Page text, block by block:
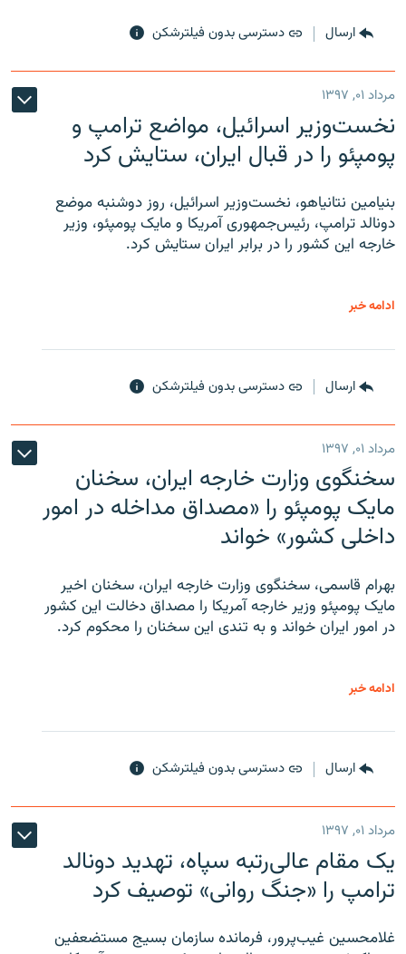
ارسال دسترسی بدون فیلترشکن
مرداد ۰۱, ۱۳۹۷
نخست‌وزیر اسرائیل، مواضع ترامپ و
پومپئو را در قبال ایران، ستایش کرد
بنیامین نتانیاهو، نخست‌وزیر اسرائیل، روز دوشنبه موضع
دونالد ترامپ، رئیس‌جمهوری آمریکا و مایک پومپئو، وزیر
خارجه این کشور را در برابر ایران ستایش کرد.
ادامه خبر
ارسال دسترسی بدون فیلترشکن
مرداد ۰۱, ۱۳۹۷
سخنگوی وزارت خارجه ایران، سخنان
مایک پومپئو را «مصداق مداخله در امور
داخلی کشور» خواند
بهرام قاسمی، سخنگوی وزارت خارجه ایران، سخنان اخیر
مایک پومپئو وزیر خارجه آمریکا را مصداق دخالت این کشور
در امور ایران خواند و به تندی این سخنان را محکوم کرد.
ادامه خبر
ارسال دسترسی بدون فیلترشکن
مرداد ۰۱, ۱۳۹۷
یک مقام عالی‌رتبه سپاه، تهدید دونالد
ترامپ را «جنگ روانی» توصیف کرد
غلامحسین غیب‌پرور، فرمانده سازمان بسیج مستضعفین